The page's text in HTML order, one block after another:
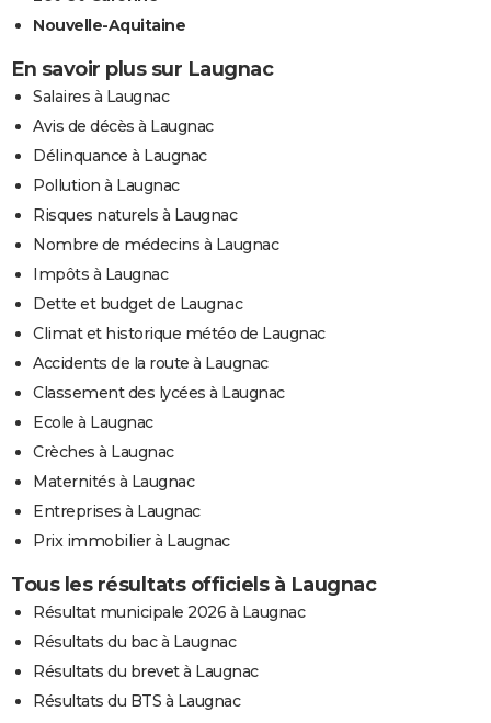
Nouvelle-Aquitaine
En savoir plus sur Laugnac
Salaires à Laugnac
Avis de décès à Laugnac
Délinquance à Laugnac
Pollution à Laugnac
Risques naturels à Laugnac
Nombre de médecins à Laugnac
Impôts à Laugnac
Dette et budget de Laugnac
Climat et historique météo de Laugnac
Accidents de la route à Laugnac
Classement des lycées à Laugnac
Ecole à Laugnac
Crèches à Laugnac
Maternités à Laugnac
Entreprises à Laugnac
Prix immobilier à Laugnac
Tous les résultats officiels à Laugnac
Résultat municipale 2026 à Laugnac
Résultats du bac à Laugnac
Résultats du brevet à Laugnac
Résultats du BTS à Laugnac